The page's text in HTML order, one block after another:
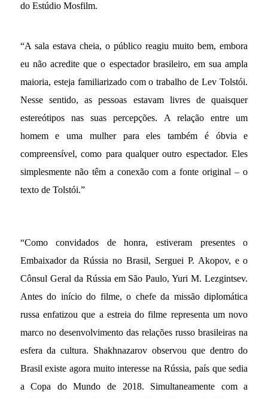
do Estúdio Mosfilm.
“A sala estava cheia, o público reagiu muito bem, embora
eu não acredite que o espectador brasileiro, em sua ampla
maioria, esteja familiarizado com o trabalho de Lev Tolstói.
Nesse sentido, as pessoas estavam livres de quaisquer
estereótipos nas suas percepções. A relação entre um
homem e uma mulher para eles também é óbvia e
compreensível, como para qualquer outro espectador. Eles
simplesmente não têm a conexão com a fonte original – o
texto de Tolstói.”
“Como convidados de honra, estiveram presentes o
Embaixador da Rússia no Brasil, Serguei P. Akopov, e o
Cônsul Geral da Rússia em São Paulo, Yuri M. Lezgintsev.
Antes do início do filme, o chefe da missão diplomática
russa enfatizou que a estreia do filme representa um novo
marco no desenvolvimento das relações russo brasileiras na
esfera da cultura. Shakhnazarov observou que dentro do
Brasil existe agora muito interesse na Rússia, país que sedia
a Copa do Mundo de 2018. Simultaneamente com a